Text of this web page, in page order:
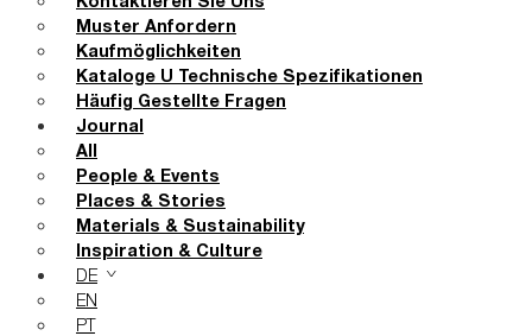
Muster Anfordern
Kaufmöglichkeiten
Kataloge U Technische Spezifikationen
Häufig Gestellte Fragen
Journal
All
People & Events
Places & Stories
Materials & Sustainability
Inspiration & Culture
DE
EN
PT